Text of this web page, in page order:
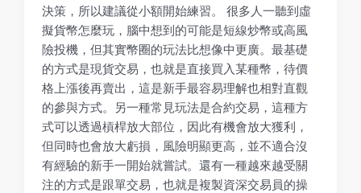
決策，所以建議從小額開始練習。 很多人一聽到虛
擬貨幣怎麼玩，腦中想到的可能是短線炒幣或高風
險投機，但其實幣圈的玩法比想像中更廣。最基礎
的方式是現貨交易，也就是直接買入某種幣，待價
格上漲後再賣出，這是新手最容易理解也相對直觀
的參與方式。另一種常見玩法是合約交易，這種方
式可以透過槓桿放大部位，因此有機會放大獲利，
但同時也會放大虧損，風險明顯更高，並不適合沒
有經驗的新手一開始就嘗試。還有一種越來越受關
注的方式是跟單交易，也就是複製資深交易員的操